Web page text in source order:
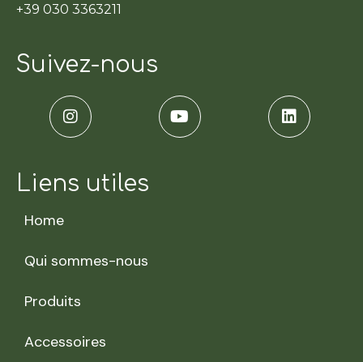
+39 030 3363211
Suivez-nous
Liens utiles
Home
Qui sommes-nous
Produits
Accessoires